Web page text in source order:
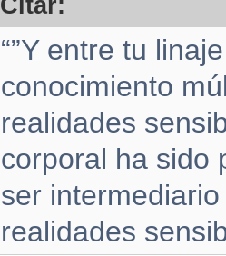
Citar:
“”Y entre tu
conocimiento
realidades
corporal ha sido
ser
realidades